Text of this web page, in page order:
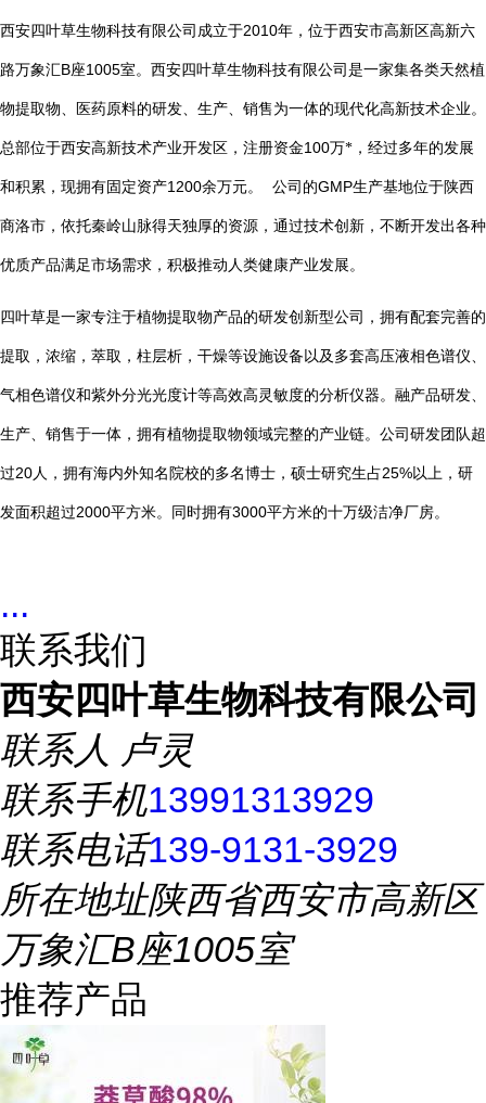
西安四叶草生物科技有限公司成立于2010年，位于西安市高新区高新六
路万象汇B座1005室。西安四叶草生物科技有限公司是一家集各类天然植
物提取物、医药原料的研发、生产、销售为一体的现代化高新技术企业。
总部位于西安高新技术产业开发区，注册资金100万*，经过多年的发展
和积累，现拥有固定资产1200余万元。 公司的GMP生产基地位于陕西
商洛市，依托秦岭山脉得天独厚的资源，通过技术创新，不断开发出各种
优质产品满足市场需求，积极推动人类健康产业发展。
四叶草是一家专注于植物提取物产品的研发创新型公司，拥有配套完善的
提取，浓缩，萃取，柱层析，干燥等设施设备以及多套高压液相色谱仪、
气相色谱仪和紫外分光光度计等高效高灵敏度的分析仪器。融产品研发、
生产、销售于一体，拥有植物提取物领域完整的产业链。公司研发团队超
过20人，拥有海内外知名院校的多名博士，硕士研究生占25%以上，研
发面积超过2000平方米。同时拥有3000平方米的十万级洁净厂房。
...
联系我们
西安四叶草生物科技有限公司
联系人 卢灵
联系手机13991313929
联系电话139-9131-3929
所在地址陕西省西安市高新区
万象汇B座1005室
推荐产品